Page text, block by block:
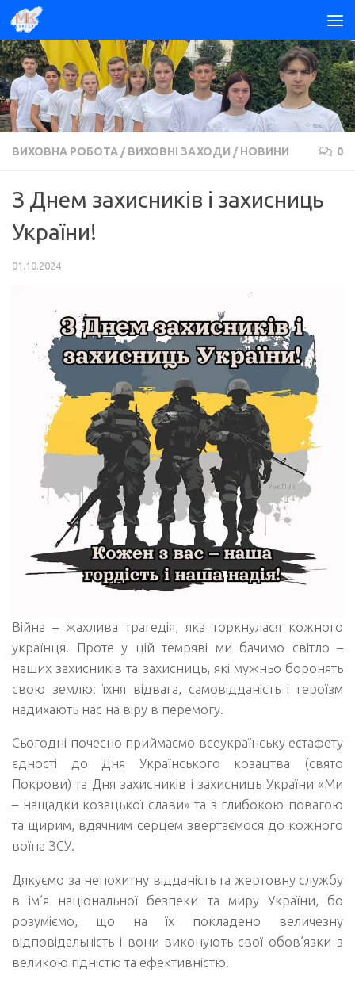
Skip to content
ВИХОВНА РОБОТА / ВИХОВНІ ЗАХОДИ / НОВИНИ 0
З Днем захисників і захисниць
України!
01.10.2024
Війна – жахлива трагедія, яка торкнулася кожного
українця. Проте у цій темряві ми бачимо світло –
наших захисників та захисниць, які мужньо боронять
свою землю: їхня відвага, самовідданість і героїзм
надихають нас на віру в перемогу.
Сьогодні почесно приймаємо всеукраїнську естафету
єдності до Дня Українського козацтва (свято
Покрови) та Дня захисників і захисниць України «Ми
– нащадки козацької слави» та з глибокою повагою
та щирим, вдячним серцем звертаємося до кожного
воїна ЗСУ.
Дякуємо за непохитну відданість та жертовну службу
в ім’я національної безпеки та миру України, бо
розуміємо, що на їх покладено величезну
відповідальність і вони виконують свої обов’язки з
великою гідністю та ефективністю!